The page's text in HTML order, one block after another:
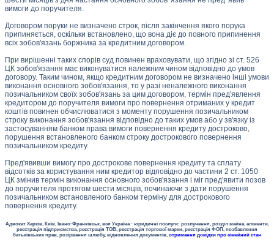
вимоги до поручителя.
Договором поруки не визначено строк, після закінчення якого порука
припиняється, оскільки встановлено, що вона діє до повного припинення
всіх зобов'язань боржника за кредитним договором.
При вирішенні таких спорів суд повинен враховувати, що згідно зі ст. 526
ЦК зобов'язання має виконуватися належним чином відповідно до умов
договору. Таким чином, якщо кредитним договором не визначено інші умови
виконання основного зобов'язання, то у разі неналежного виконання
позичальником своїх зобов'язань за цим договором, термін пред'явлення
кредитором до поручителя вимоги про повернення отриманих у кредит
коштів повинен обчислюватися з моменту порушення позичальником
строку виконання зобов'язання відповідно до таких умов або у зв'язку із
застосуванням банком права вимоги повернення кредиту достроково,
порушення встановленого банком строку дострокового повернення
позичальником кредиту.
Пред'явивши вимогу про дострокове повернення кредиту та сплату
відсотків за користування ним кредитор відповідно до частини 2 ст. 1050
ЦК змінив термін виконання основного зобов'язання і міг пред'явити позов
до поручителя протягом шести місяців, починаючи з дати порушення
позичальником встановленого банком терміну для дострокового
повернення кредиту.
Адвокат Харків, Київ, Івано-Франківськ, вся Україна - юридичні послуги: розлучення, розділ майна, аліменти,
реєстрація підприємства, реєстрація ТОВ, реєстрація торгової марки, реєстрація ФОП, позбавлення
батьківських прав, розірвання шлюбу, відновлення документів, отримання довідки про сімейний стан